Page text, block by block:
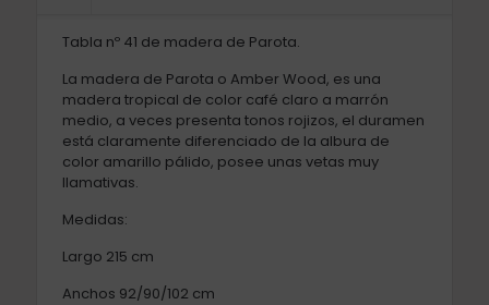
Tabla nº 41 de madera de Parota.
La madera de Parota o Amber Wood, es una
madera tropical de color café claro a marrón
medio, a veces presenta tonos rojizos, el duramen
está claramente diferenciado de la albura de
color amarillo pálido, posee unas vetas muy
llamativas.
Medidas:
Largo 215 cm
Anchos 92/90/102 cm